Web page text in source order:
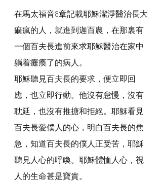
在馬太福音8章記載耶穌潔淨醫治長大
痲瘋的人，就進到迦百農，在那裏有
一個百夫長進前來求耶穌醫治在家中
躺着癱瘓了的病人。
耶穌聽見百夫長的要求，便立即回
應，也立即行動。他沒有怠慢，沒有
耽延，也沒有推搪和拒絕。耶穌看見
百夫長愛僕人的心，明白百夫長的焦
急，知道百夫長的僕人正受苦，耶穌
聽見人心的呼喚。耶穌體恤人心，視
人的生命甚是寶貴。